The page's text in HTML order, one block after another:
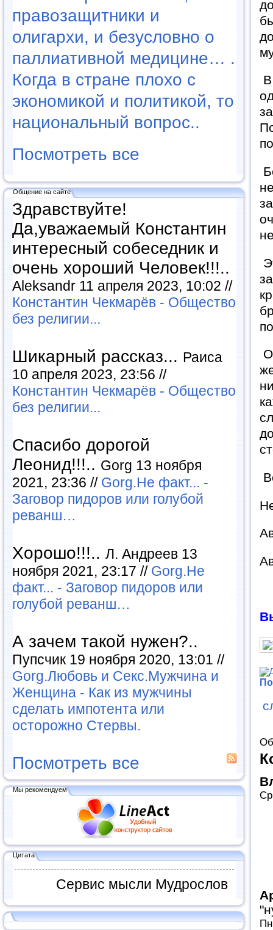
правозащитники и
олигархи, и безусловно о
паллиативной медицине… .
Когда в стране плохо с
экономикой и политикой, то
национальный вопрос..
Посмотреть все
Общение на сайте
Здравствуйте!
Да,уважаемый Константин
интересный собеседник и
очень хороший Человек!!!..
Aleksandr 11 апреля 2023, 10:02 //
Константин Чекмарёв - Общество
без религии...
Шикарный рассказ... Раиса
10 апреля 2023, 23:56 //
Константин Чекмарёв - Общество
без религии...
Спасибо дорогой
Леонид!!!.. Gorg 13 ноября
2021, 23:36 // Gorg.Не факт... -
Заговор пидоров или голубой
реванш…
Хорошо!!!.. Л. Андреев 13
ноября 2021, 23:17 // Gorg.Не
факт... - Заговор пидоров или
голубой реванш…
А зачем такой нужен?..
Пупсчик 19 ноября 2020, 13:01 //
Gorg.Любовь и Секс.Мужчина и
Женщина - Как из мужчины
сделать импотента или
осторожно Стервы.
Посмотреть все
Мы рекомендуем
Цитата
Сервис мысли Мудрослов